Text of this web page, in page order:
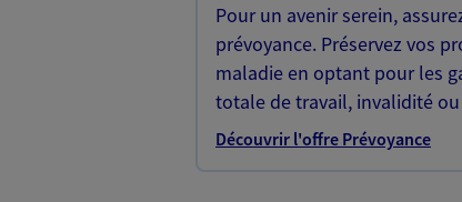
Pour un avenir serein,
prévoyance. Préservez vos
maladie en optant pour les
totale de travail, invalidité ou
Découvrir l'offre Prévoyance